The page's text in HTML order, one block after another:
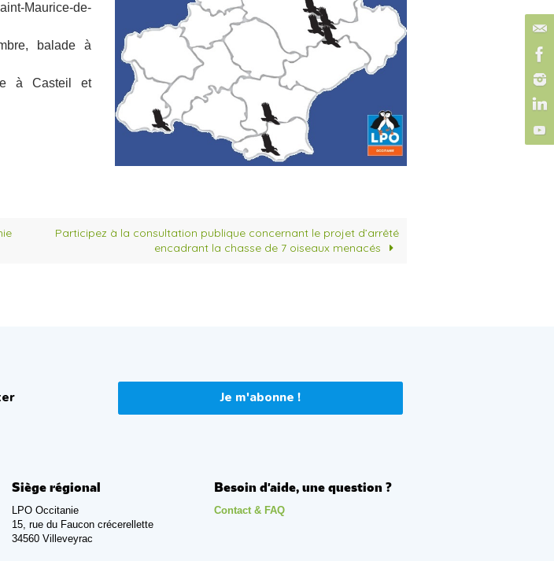
Maurice-de-
balade à
à Casteil et
Participez à la consultation publique concernant le projet d’arrêté
encadrant la chasse de 7 oiseaux menacés
Je m'abonne !
Siège régional
LPO Occitanie
15, rue du Faucon crécerellette
34560 Villeveyrac
Besoin d'aide, une question ?
Contact & FAQ